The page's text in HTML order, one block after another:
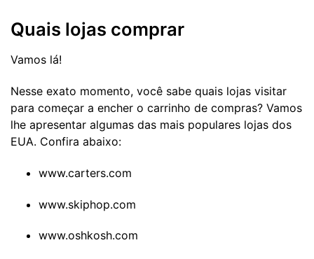
Quais lojas comprar
Vamos lá!
Nesse exato momento, você sabe quais lojas visitar
para começar a encher o carrinho de compras? Vamos
lhe apresentar algumas das mais populares lojas dos
EUA. Confira abaixo:
www.carters.com
www.skiphop.com
www.oshkosh.com